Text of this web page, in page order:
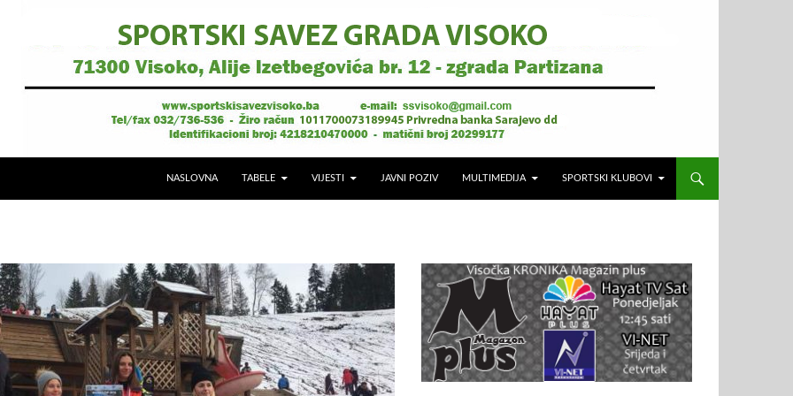
NASLOVNA TABELE VIJESTI JAVNI POZIV MULTIMEDIJA SPORTSKI KLUBOVI